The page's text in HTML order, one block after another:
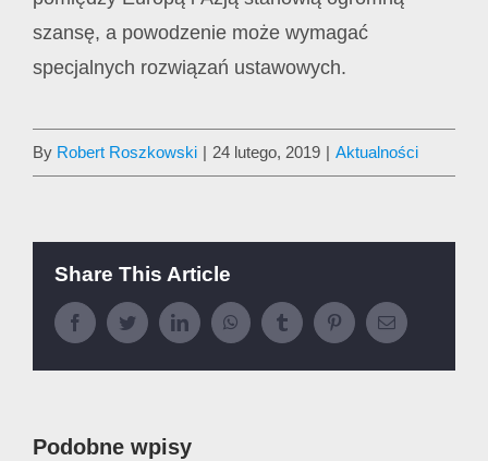
szansę, a powodzenie może wymagać
specjalnych rozwiązań ustawowych.
By Robert Roszkowski | 24 lutego, 2019 | Aktualności
Share This Article
FacebookTwitterLinkedInWhatsAppTumblr PinterestEmail
Podobne wpisy